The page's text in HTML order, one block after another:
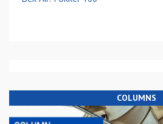
COLUMNS